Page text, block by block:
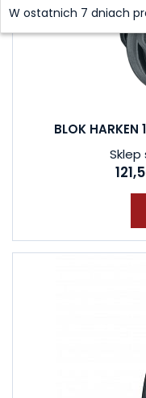
BLOK
Sklep
W ostatnich 7 dniach